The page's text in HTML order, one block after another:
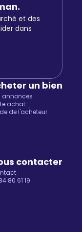
et des
dans
un bien
annonces
achat
de l'acheteur
contacter
80 61 19